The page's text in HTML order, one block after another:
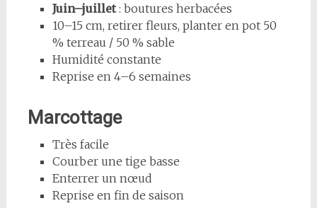
Juin–juillet: boutures herbacées
10–15 cm, retirer fleurs, planter en pot 50
% terreau / 50 % sable
Humidité constante
Reprise en 4–6 semaines
Marcottage
Très facile
Courber une tige basse
Enterrer un nœud
Reprise en fin de saison